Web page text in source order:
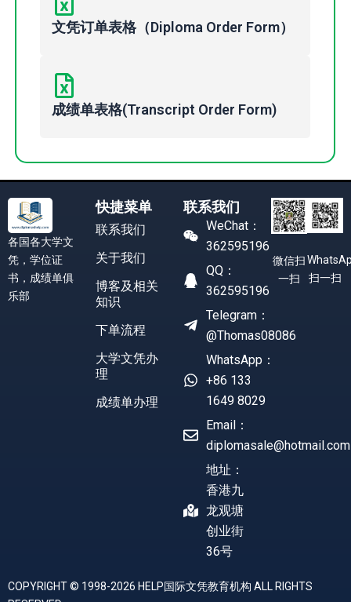
文凭订单表格（Diploma Order Form）
成绩单表格(Transcript Order Form)
各国各大学文
凭，学位证
书，成绩单俱
乐部
快捷菜单
联系我们
关于我们
博客及相关
知识
下单流程
大学文凭办
理
成绩单办理
联系我们
WeChat：
362595196
QQ：
362595196
Telegram：
@Thomas08086
WhatsApp：
+86 133
1649 8029
Email：
diplomasale@hotmail.com
地址：
香港九
龙观塘
创业街
36号
微信扫
一扫
扫一扫
COPYRIGHT © 1998-2026 HELP国际文凭教育机构 ALL RIGHTS